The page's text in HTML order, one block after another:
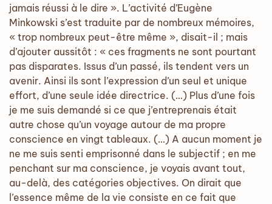
jamais réussi à le dire ». L’activité d’Eugène
Minkowski s’est traduite par de nombreux mémoires,
« trop nombreux peut-être même », disait-il ; mais
d’ajouter aussitôt : « ces fragments ne sont pourtant
pas disparates. Issus d’un passé, ils tendent vers un
avenir. Ainsi ils sont l’expression d’un seul et unique
effort, d’une seule idée directrice. (…) Plus d’une fois
je me suis demandé si ce que j’entreprenais était
autre chose qu’un voyage autour de ma propre
conscience en vingt tableaux. (…) A aucun moment je
ne me suis senti emprisonné dans le subjectif ; en me
penchant sur ma conscience, je voyais avant tout,
au-delà, des catégories objectives. On dirait que
l’essence même de la vie consiste en ce fait que